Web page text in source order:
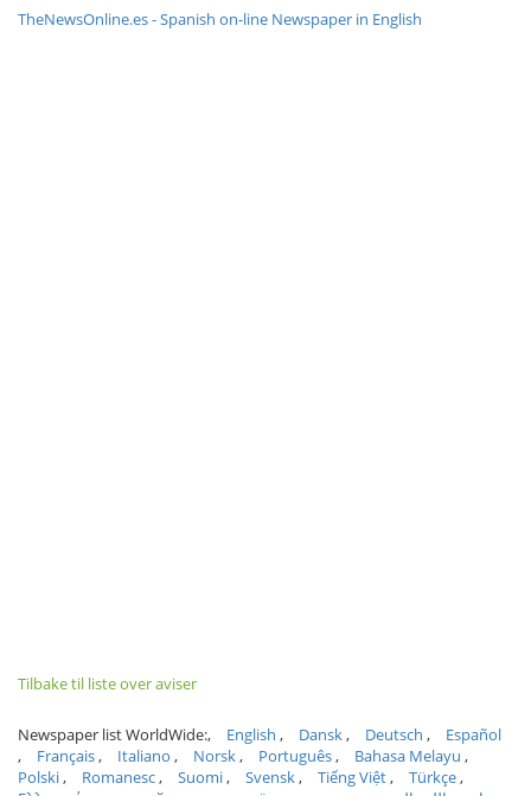
TheNewsOnline.es - Spanish on-line Newspaper in English
Tilbake til liste over aviser
Newspaper list WorldWide: English Dansk Deutsch
Español
Français
Italiano Norsk Português
Bahasa Melayu
Polski
Romanesc Suomi Svensk Tiếng Việt
Türkçe